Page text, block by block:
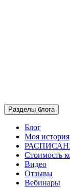
Разделы блога
Блог
Моя история
Стоимость
Видео
Отзывы
Вебинары